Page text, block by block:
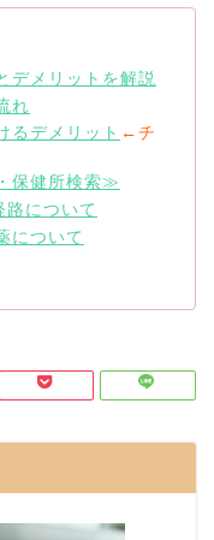
デメリットを解説
れ
るデメリット ←チ
保健所検索≫
路について
について